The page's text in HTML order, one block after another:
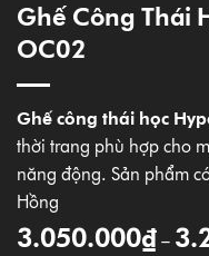
Ghế Công Thái
OC02
Ghế công thái học
thời trang phù hợp cho
năng động. Sản phẩm
Hồng
3.050.000₫ –